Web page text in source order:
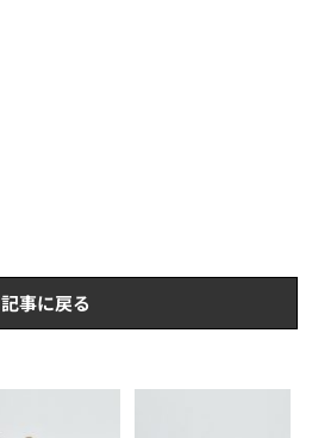
記事に戻る